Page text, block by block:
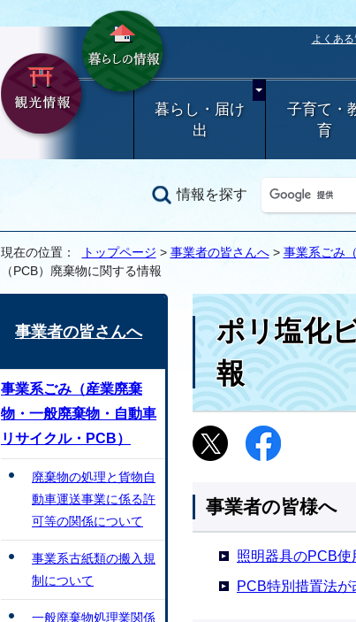
よくあ
暮らし・届け
出
子育て・
育
情報を探す
現在の位置： トップページ > 事業者の皆さんへ> 事業系ごみ
（PCB）廃棄物に関する情報
ポリ塩化
報
事業者の皆様へ
照明器具のPCB
PCB特別措置法
事業者の皆さんへ
事業系ごみ（産業廃棄
物・一般廃棄物・自動車
リサイクル・PCB）
廃棄物の処理と貨物自
動車運送事業に係る許
可等の関係について
事業系古紙類の搬入規
制について
一般廃棄物処理業関係